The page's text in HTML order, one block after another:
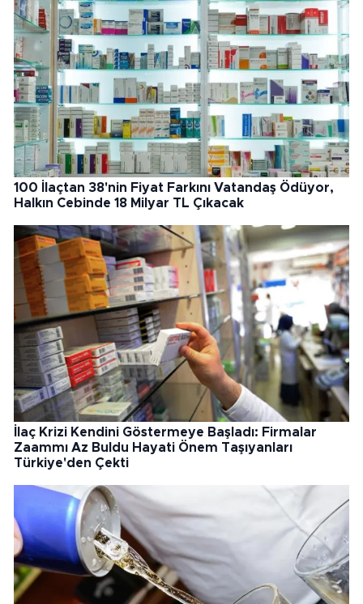
100 İlaçtan 38'nin Fiyat Farkını Vatandaş Ödüyor,
Halkın Cebinde 18 Milyar TL Çıkacak
İlaç Krizi Kendini Göstermeye Başladı: Firmalar
Zaammı Az Buldu Hayati Önem Taşıyanları
Türkiye'den Çekti